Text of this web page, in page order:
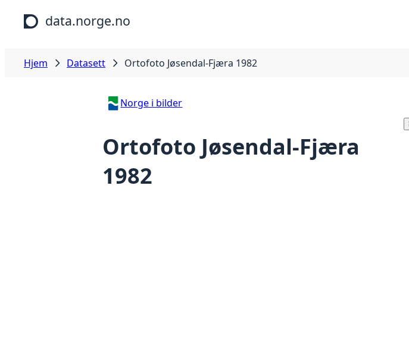
Hopp til hovedinnhold
data.norge.no
Hjem Datasett Ortofoto Jøsendal-Fjæra 1982
Norge i bilder
Ortofoto Jøsendal-Fjæra
1982